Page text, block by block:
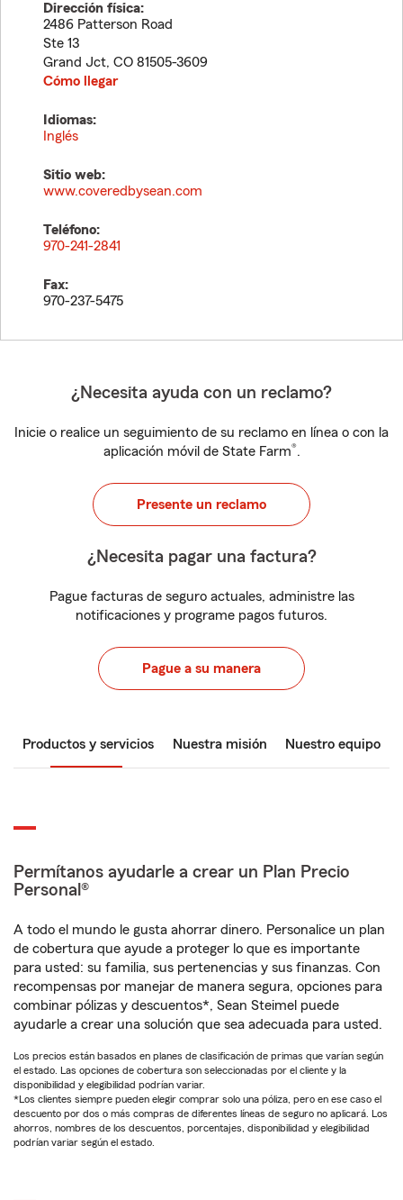
Dirección física:
2486 Patterson Road
Ste 13
Grand Jct, CO 81505-3609
Cómo llegar
Idiomas:
Inglés
Sitio web:
www.coveredbysean.com
Teléfono:
970-241-2841
Fax:
970-237-5475
¿Necesita ayuda con un reclamo?
Inicie o realice un seguimiento de su reclamo en línea o con la
aplicación móvil de State Farm®.
Presente un reclamo
¿Necesita pagar una factura?
Pague facturas de seguro actuales, administre las
notificaciones y programe pagos futuros.
Pague a su manera
Productos y servicios Nuestra misión Nuestro equipo
Permítanos ayudarle a crear un Plan Precio
Personal®
A todo el mundo le gusta ahorrar dinero. Personalice un plan
de cobertura que ayude a proteger lo que es importante
para usted: su familia, sus pertenencias y sus finanzas. Con
recompensas por manejar de manera segura, opciones para
combinar pólizas y descuentos*, Sean Steimel puede
ayudarle a crear una solución que sea adecuada para usted.
Los precios están basados en planes de clasificación de primas que varían según
el estado. Las opciones de cobertura son seleccionadas por el cliente y la
disponibilidad y elegibilidad podrían variar.
*Los clientes siempre pueden elegir comprar solo una póliza, pero en ese caso el
descuento por dos o más compras de diferentes líneas de seguro no aplicará. Los
ahorros, nombres de los descuentos, porcentajes, disponibilidad y elegibilidad
podrían variar según el estado.